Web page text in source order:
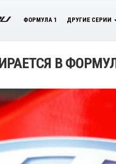
ФОРМУЛА 1 ДРУГИЕ СЕРИИ
В